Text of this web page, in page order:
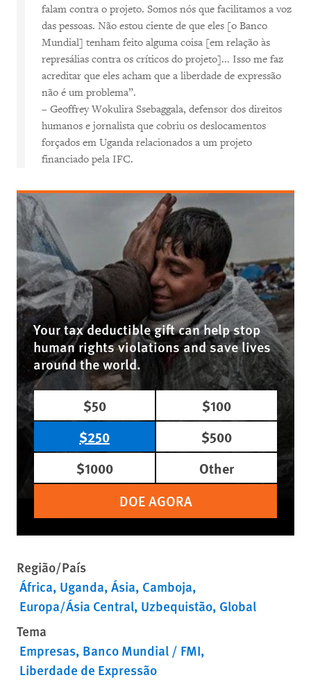
falam contra o projeto. Somos nós que facilitamos a voz
das pessoas. Não estou ciente de que eles [o Banco
Mundial] tenham feito alguma coisa [em relação às
represálias contra os críticos do projeto]... Isso me faz
acreditar que eles acham que a liberdade de expressão
não é um problema”.
– Geoffrey Wokulira Ssebaggala, defensor dos direitos
humanos e jornalista que cobriu os deslocamentos
forçados em Uganda relacionados a um projeto
financiado pela IFC.
Your tax deductible gift can help stop
human rights violations and save lives
around the world.
$50
$100
$250
$500
$1000
Other
DOE AGORA
Região/País
África Uganda Ásia Camboja
Europa/Ásia Central Uzbequistão Global
Tema
Empresas Banco Mundial / FMI
Liberdade de Expressão